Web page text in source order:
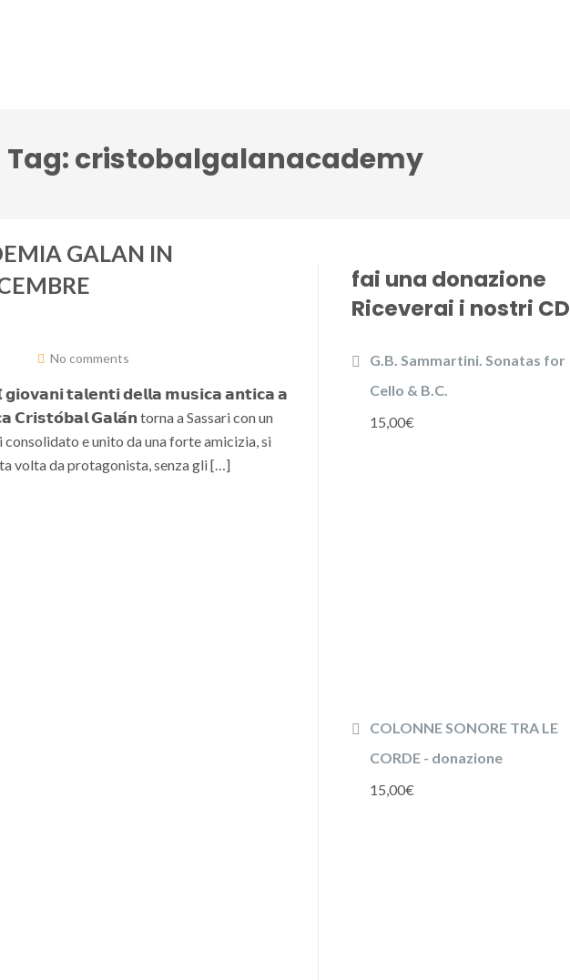
Tag:cristobalgalanacademy
GALAN IN
No comments
𝘁𝗮𝗹𝗲𝗻𝘁𝗶 𝗱𝗲𝗹𝗹𝗮 𝗺𝘂𝘀𝗶𝗰𝗮 𝗮𝗻𝘁𝗶𝗰𝗮 𝗮
𝗚𝗮𝗹𝗮́𝗻 torna a Sassari con un
e unito da una forte amicizia, si
volta da protagonista, senza gli […]
fai una donazione
Riceverai i nostri CD
G.B. Sammartini. Sonatas for
Cello & B.C.
15,00€
COLONNE SONORE TRA LE
CORDE - donazione
15,00€